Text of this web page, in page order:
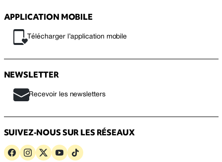
APPLICATION MOBILE
Télécharger l’application mobile
NEWSLETTER
Recevoir les newsletters
SUIVEZ-NOUS SUR LES RÉSEAUX